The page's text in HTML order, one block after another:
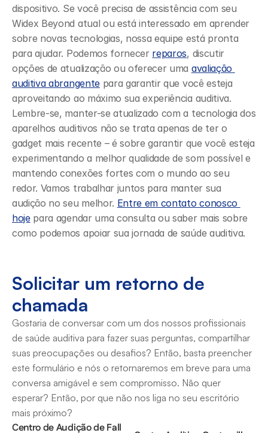
dispositivo. Se você precisa de assistência com seu
Widex Beyond atual ou está interessado em aprender
sobre novas tecnologias, nossa equipe está pronta
para ajudar. Podemos fornecer reparos, discutir
opções de atualização ou oferecer uma avaliação
auditiva abrangente para garantir que você esteja
aproveitando ao máximo sua experiência auditiva.
Lembre-se, manter-se atualizado com a tecnologia dos
aparelhos auditivos não se trata apenas de ter o
gadget mais recente – é sobre garantir que você esteja
experimentando a melhor qualidade de som possível e
mantendo conexões fortes com o mundo ao seu
redor. Vamos trabalhar juntos para manter sua
audição no seu melhor. Entre em contato conosco
hoje para agendar uma consulta ou saber mais sobre
como podemos apoiar sua jornada de saúde auditiva.
Solicitar um retorno de
chamada
Gostaria de conversar com um dos nossos profissionais
de saúde auditiva para fazer suas perguntas, compartilhar
suas preocupações ou desafios? Então, basta preencher
este formulário e nós o retornaremos em breve para uma
conversa amigável e sem compromisso. Não quer
esperar? Então, por que não nos liga no seu escritório
mais próximo?
Centro de Audição de Fall